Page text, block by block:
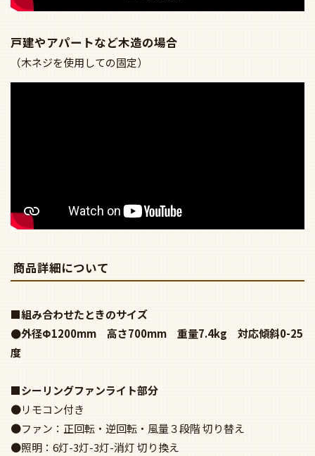
戸建やアパートなど木造の場合
（木ネジを使用しての固定）
商品詳細について
■組み合わせたときのサイズ
●外径Φ1200mm 高さ700mm 重量7.4kg 対応傾斜0-25
度
■シーリングファンライト部分
●リモコン付き
●ファン：正回転・逆回転・風量３段階 切り替え
●照明：6灯-3灯-3灯-消灯 切り換え